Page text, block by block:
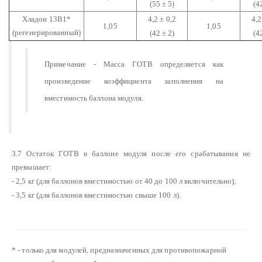
(55 ± 5)
Хладон 13В1*
(регенерированный)
1,05
4,2 ± 0,2
(42 ± 2)
1,05
Примечание - Масса ГОТВ определяется как
произведение коэффициента заполнения на
вместимость баллона модуля.
3.7 Остаток ГОТВ в баллоне модуля после его срабатывания не
превышает:
- 2,5 кг (для баллонов вместимостью от 40 до 100 л включительно);
- 3,5 кг (для баллонов вместимостью свыше 100 л).
* - только для модулей, предназначенных для противопожарной